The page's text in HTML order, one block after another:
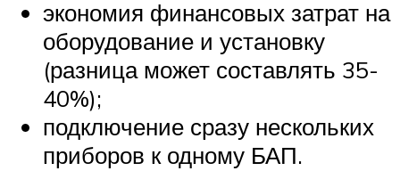
экономия финансовых затрат на
оборудование и установку
(разница может составлять 35-
40%);
подключение сразу нескольких
приборов к одному БАП.